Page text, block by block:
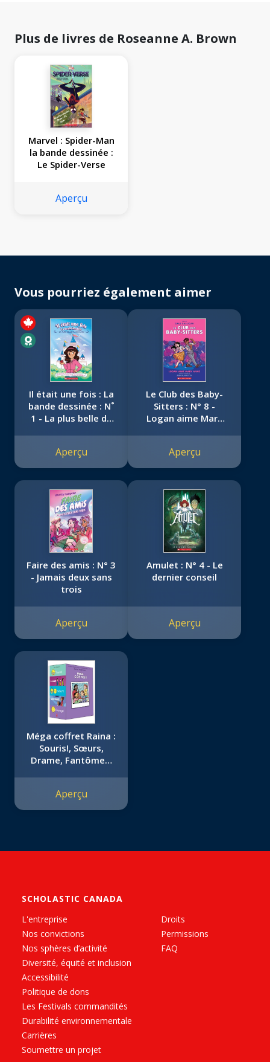
Plus de livres de Roseanne A. Brown
Marvel : Spider-Man
la bande dessinée :
Le Spider-Verse
Aperçu
Vous pourriez également aimer
Il était une fois : La
bande dessinée : N˚
1 - La plus belle du
Aperçu
Le Club des Baby-
Sitters : N° 8 -
Logan aime Mary
Aperçu
Faire des amis : N° 3
- Jamais deux sans
trois
Aperçu
Amulet : N° 4 - Le
dernier conseil
Aperçu
Méga coffret Raina :
Souris!, Sœurs,
Drame, Fantômes,
Aperçu
SCHOLASTIC CANADA
L'entreprise
Nos convictions
Nos sphères d’activité
Diversité, équité et inclusion
Accessibilité
Politique de dons
Les Festivals commandités
Durabilité environnementale
Carrières
Soumettre un projet
Droits
Permissions
FAQ